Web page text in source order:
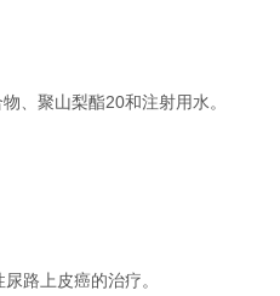
、聚山梨酯20和注射用水。
路上皮癌的治疗。